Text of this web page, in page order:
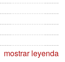
mostrar leyenda